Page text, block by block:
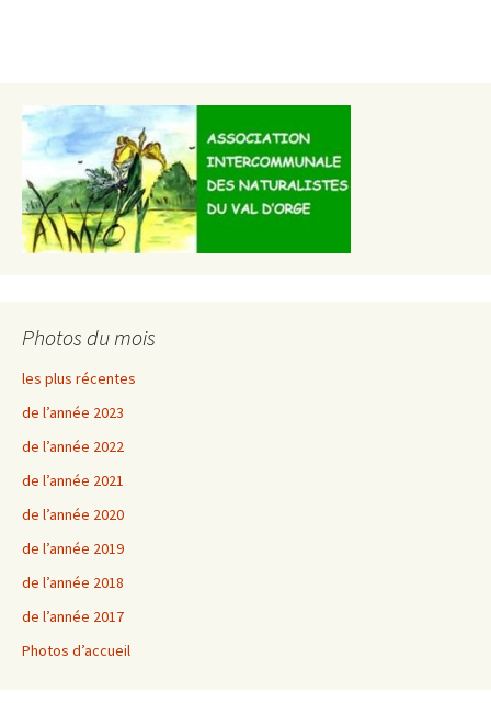
Photos du mois
les plus récentes
de l’année 2023
de l’année 2022
de l’année 2021
de l’année 2020
de l’année 2019
de l’année 2018
de l’année 2017
Photos d’accueil